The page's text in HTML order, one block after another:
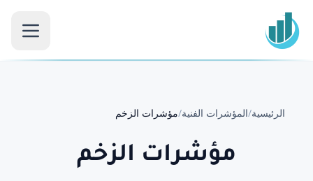
الرئيسية/المؤشرات الفنية/مؤشرات الزخم
مؤشرات الزخم